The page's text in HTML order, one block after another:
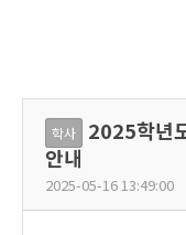
학사
2025학년
안내
2025-05-16 13:49:00